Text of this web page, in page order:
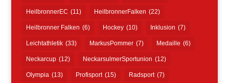
HeilbronnerEC (11) HeilbronnerFalken (22)
Heilbronner Falken (6) Hockey (10) Inklusion (7)
Leichtathletik (33) MarkusPommer (7) Medaille (6)
Neckarcup (12) NeckarsulmerSportunion (12)
Olympia (13) Profisport (15) Radsport (7)